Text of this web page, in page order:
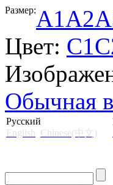
Размер:A1A2
Цвет: C1
Обычная
Русский
English Chinese(中文)